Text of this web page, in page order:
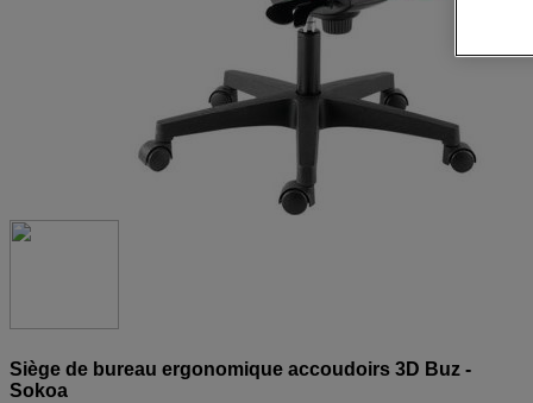
Siège de bureau ergonomique accoudoirs 3D Buz -
Sokoa